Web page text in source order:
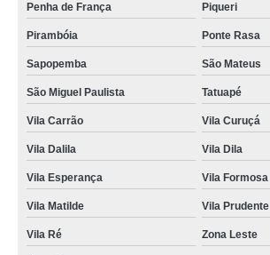
Penha de França Piqueri
Pirambóia Ponte Rasa
Sapopemba São Mateus
São Miguel Paulista Tatuapé
Vila Carrão Vila Curuçá
Vila Dalila Vila Dila
Vila Esperança Vila Formosa
Vila Matilde Vila Prudente
Vila Ré Zona Leste